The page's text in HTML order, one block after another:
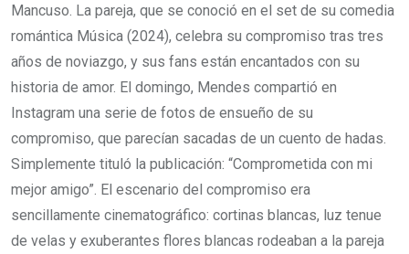
Mancuso. La pareja, que se conoció en el set de su comedia
romántica Música (2024), celebra su compromiso tras tres
años de noviazgo, y sus fans están encantados con su
historia de amor. El domingo, Mendes compartió en
Instagram una serie de fotos de ensueño de su
compromiso, que parecían sacadas de un cuento de hadas.
Simplemente tituló la publicación: “Comprometida con mi
mejor amigo”. El escenario del compromiso era
sencillamente cinematográfico: cortinas blancas, luz tenue
de velas y exuberantes flores blancas rodeaban a la pareja